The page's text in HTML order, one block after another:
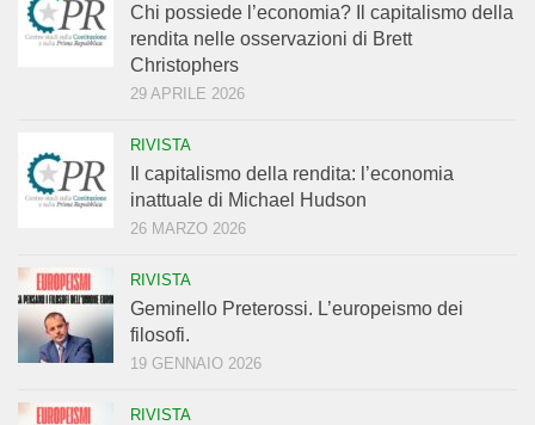
Chi possiede l’economia? Il capitalismo della
rendita nelle osservazioni di Brett
Christophers
29 APRILE 2026
RIVISTA
Il capitalismo della rendita: l’economia
inattuale di Michael Hudson
26 MARZO 2026
RIVISTA
Geminello Preterossi. L’europeismo dei
filosofi.
19 GENNAIO 2026
RIVISTA